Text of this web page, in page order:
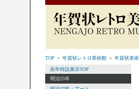
TOP ＞ 年賀状レトロ美術館 ＞ 年賀状美
辰年特設展示TOP
明治25年